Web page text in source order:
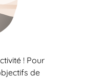
! Pour
de